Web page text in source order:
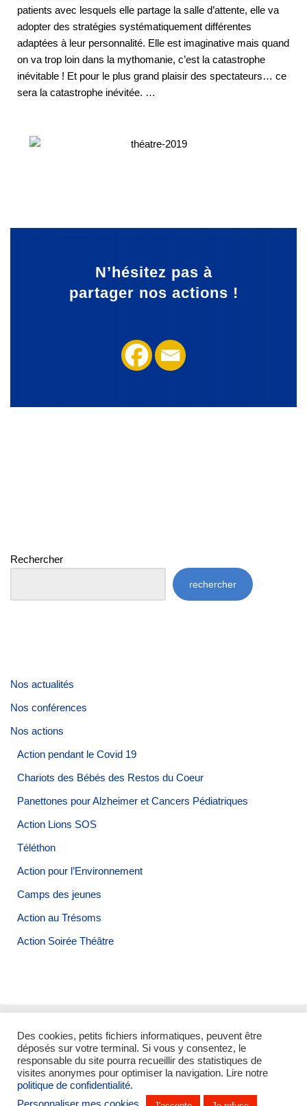
patients avec lesquels elle partage la salle d’attente, elle va
adopter des stratégies systématiquement différentes
adaptées à leur personnalité. Elle est imaginative mais quand
on va trop loin dans la mythomanie, c’est la catastrophe
inévitable ! Et pour le plus grand plaisir des spectateurs… ce
sera la catastrophe inévitée. …
N’hésitez pas à
partager nos actions !
Rechercher
rechercher
Nos actualités
Nos conférences
Nos actions
Action pendant le Covid 19
Chariots des Bébés des Restos du Coeur
Panettones pour Alzheimer et Cancers Pédiatriques
Action Lions SOS
Téléthon
Action pour l’Environnement
Camps des jeunes
Action au Trésoms
Action Soirée Théâtre
Qui sommes-nous ? Nos actions
Nos conférences
Nos actualités
Contact
Politique de confidentialité-Mentions légales
Des cookies, petits fichiers informatiques, peuvent être
déposés sur votre terminal. Si vous y consentez, le
responsable du site pourra recueillir des statistiques de
visites anonymes pour optimiser la navigation. Lire notre
politique de confidentialité.